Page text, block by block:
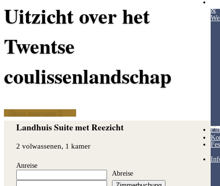
&
Uitzicht over het
Twentse
coulissenlandschap
Landhuis Suite met Reezicht
2 volwassenen, 1 kamer
Anreise
Abreise